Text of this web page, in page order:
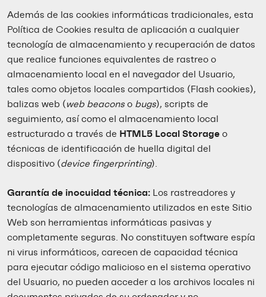
Además de las cookies informáticas tradicionales, esta
Política de Cookies resulta de aplicación a cualquier
tecnología de almacenamiento y recuperación de datos
que realice funciones equivalentes de rastreo o
almacenamiento local en el navegador del Usuario,
tales como objetos locales compartidos (Flash cookies),
balizas web (web beacons o bugs), scripts de
seguimiento, así como el almacenamiento local
estructurado a través de HTML5 Local Storage o
técnicas de identificación de huella digital del
dispositivo (device fingerprinting).
Garantía de inocuidad técnica: Los rastreadores y
tecnologías de almacenamiento utilizados en este Sitio
Web son herramientas informáticas pasivas y
completamente seguras. No constituyen software espía
ni virus informáticos, carecen de capacidad técnica
para ejecutar código malicioso en el sistema operativo
del Usuario, no pueden acceder a los archivos locales ni